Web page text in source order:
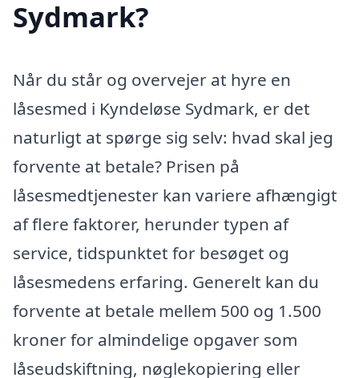
Sydmark?
Når du står og overvejer at hyre en
låsesmed i Kyndeløse Sydmark, er det
naturligt at spørge sig selv: hvad skal jeg
forvente at betale? Prisen på
låsesmedtjenester kan variere afhængigt
af flere faktorer, herunder typen af
service, tidspunktet for besøget og
låsesmedens erfaring. Generelt kan du
forvente at betale mellem 500 og 1.500
kroner for almindelige opgaver som
låseudskiftning, nøglekopiering eller